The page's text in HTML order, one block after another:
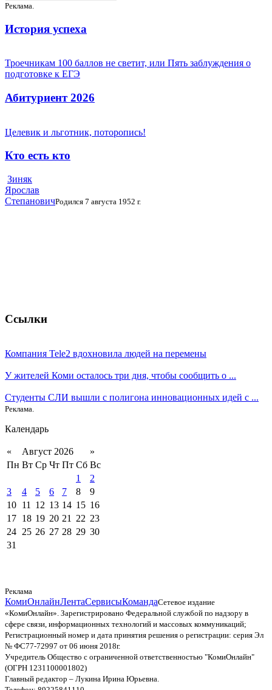
Реклама.
История успеха
Троечникам 100 баллов не светит, или Пять заблуждения о
подготовке к ЕГЭ
Абитуриент 2026
Целевик и льготник, поторопись!
Кто есть кто
Зиняк
Ярослав
СтепановичРодился 7 августа 1952 г.
Ссылки
Компания Tele2 вдохновила людей на перемены
У жителей Коми осталось три дня, чтобы сообщить о ...
Студенты СЛИ вышли с полигона инновационных идей с ...
Реклама.
Календарь
« Август 2026
»
Пн Вт Ср Чт Пт Сб Вс
1
2
3
4 5 6 7 8
9
10 11 12 13 14 15 16
17 18 19 20 21 22 23
24 25 26 27 28 29 30
31
Реклама
КомиОнлайнЛентаСервисыКомандаСетевое издание
«КомиОнлайн». Зарегистрировано Федеральной службой по надзору в
сфере связи, информационных технологий и массовых коммуникаций;
Регистрационный номер и дата принятия решения о регистрации: серия Эл
№ ФС77-72997 от 06 июня 2018г.
Учредитель Общество с ограниченной ответственностью "КомиОнлайн"
(ОГРН 1231100001802)
Главный редактор – Лукина Ирина Юрьевна.